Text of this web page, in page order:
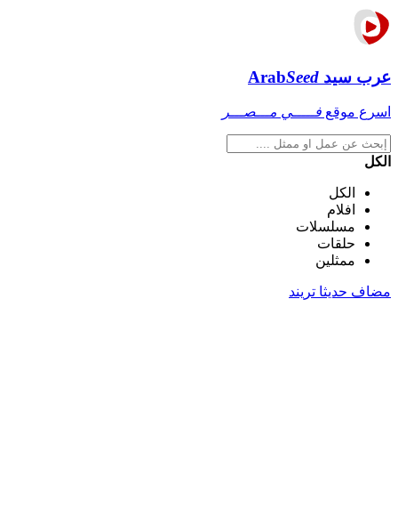
عرب سيد ArabSeed
اسرع موقع فـــــي مـــصـــر
الكل
الكل
افلام
مسلسلات
حلقات
ممثلين
مضاف حديثا تريند